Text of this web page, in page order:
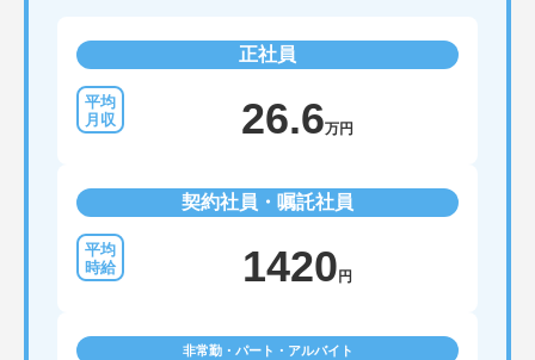
正社員
26.6万円
契約社員・嘱託社員
1420 円
非常勤・パート・アルバイト